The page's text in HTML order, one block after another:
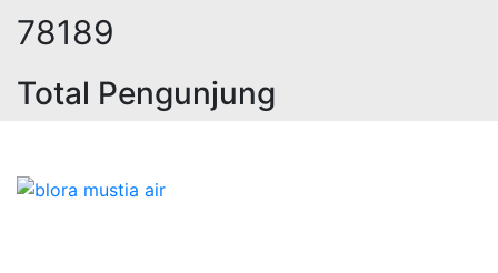
97116
Total Pengunjung